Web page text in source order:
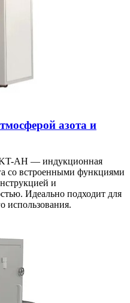
азота и
AH — индукционная
со встроенными функциями
и
Идеально подходит для
использования.